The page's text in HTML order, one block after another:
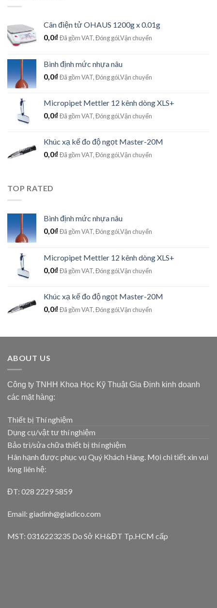
Cân điện tử OHAUS 1200g x 0.01g
0,0₫Đã gồm VAT, Đóng gói,Vận chuyển
Bình định mức nhựa nâu
0,0₫Đã gồm VAT, Đóng gói,Vận chuyển
Micropipet Mettler 12 kênh dòng XLS+
0,0₫Đã gồm VAT, Đóng gói,Vận chuyển
Khúc xạ kế đo độ ngọt Master-20M
0,0₫Đã gồm VAT, Đóng gói,Vận chuyển
TOP RATED
Bình định mức nhựa nâu
0,0₫Đã gồm VAT, Đóng gói,Vận chuyển
Micropipet Mettler 12 kênh dòng XLS+
0,0₫Đã gồm VAT, Đóng gói,Vận chuyển
Khúc xạ kế đo độ ngọt Master-20M
0,0₫Đã gồm VAT, Đóng gói,Vận chuyển
ABOUT US
Công ty TNHH Khoa Học Kỹ Thuật Gia Định kinh doanh
các mặt hàng:
Thiết bị Thí nghiệm
Dụng cụ/vật tư thí nghiệm
Bảo trì/sửa chữa thiết bị thí nghiệm
Hân hạnh được phục vụ Quý Khách Hàng. Mọi chi tiết xin vui
lòng liên hệ:
ĐT: 028 2229 5859
Email: giadinh@giadico.com
MST: 0316223235 Do Sở KH&ĐT Tp.HCM cấp